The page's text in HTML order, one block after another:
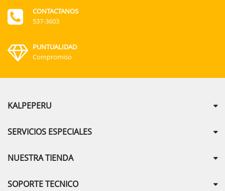
CONTACTANOS
537-3603
PUNTUALIDAD
Compromiso
KALPEPERU
SERVICIOS ESPECIALES
NUESTRA TIENDA
SOPORTE TECNICO